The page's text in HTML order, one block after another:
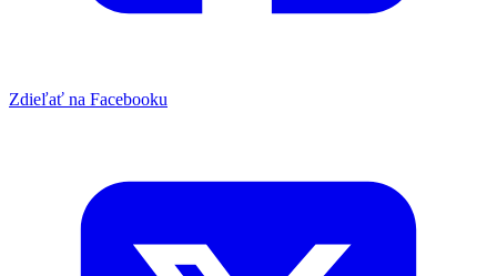
Zdieľať na Facebooku